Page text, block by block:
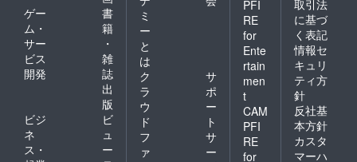
ゲー
ム・
サー
ビス
開発
書
籍
・
雑
誌
出
版
ビジ
ネ
ス・
ビ
ュ
ー
ミ
ー
と
は
ク
ラ
ウ
ド
フ
ァ
サ
ポ
ー
ト
サ
ー
PFI
RE
for
Ente
rtain
men
t
CAM
PFI
RE
for
取引法
に基づ
く表記
情報セ
キュリ
ティ方
針
反社基
本方針
カスタ
マーハ